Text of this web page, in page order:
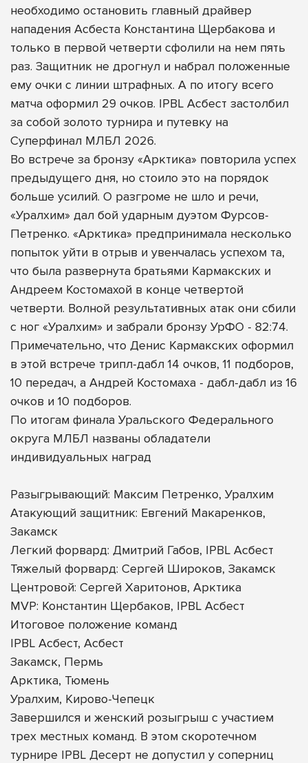
необходимо остановить главный драйвер
нападения Асбеста Константина Щербакова и
только в первой четверти сфолили на нем пять
раз. Защитник не дрогнул и набрал положенные
ему очки с линии штрафных. А по итогу всего
матча оформил 29 очков. IPBL Асбест застолбил
за собой золото турнира и путевку на
Суперфинал МЛБЛ 2026.
Во встрече за бронзу «Арктика» повторила успех
предыдущего дня, но стоило это на порядок
больше усилий. О разгроме не шло и речи,
«Уралхим» дал бой ударным дуэтом Фурсов-
Петренко. «Арктика» предпринимала несколько
попыток уйти в отрыв и увенчалась успехом та,
что была развернута братьями Кармакских и
Андреем Костомахой в конце четвертой
четверти. Волной результативных атак они сбили
с ног «Уралхим» и забрали бронзу УрФО - 82:74.
Примечательно, что Денис Кармакских оформил
в этой встрече трипл-дабл 14 очков, 11 подборов,
10 передач, а Андрей Костомаха - дабл-дабл из 16
очков и 10 подборов.
По итогам финала Уральского Федерального
округа МЛБЛ названы обладатели
индивидуальных наград
Разыгрывающий: Максим Петренко, Уралхим
Атакующий защитник: Евгений Макаренков,
Закамск
Легкий форвард: Дмитрий Габов, IPBL Асбест
Тяжелый форвард: Сергей Широков, Закамск
Центровой: Сергей Харитонов, Арктика
MVP: Константин Щербаков, IPBL Асбест
Итоговое положение команд
IPBL Асбест, Асбест
Закамск, Пермь
Арктика, Тюмень
Уралхим, Кирово-Чепецк
Завершился и женский розыгрыш с участием
трех местных команд. В этом скоротечном
турнире IPBL Десерт не допустил у соперниц